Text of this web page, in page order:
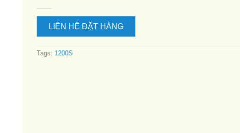
LIÊN HỆ ĐẶT HÀNG
Tags: 1200S